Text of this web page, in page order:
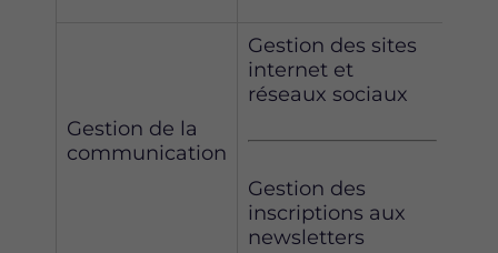
Gestion de la
communication
Gestion des sites
internet et
réseaux sociaux
Gestion des
inscriptions aux
newsletters